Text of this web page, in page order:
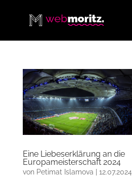
Eine Liebeserklärung an die
Europameisterschaft 2024
von Petimat Islamova 12.07.2024